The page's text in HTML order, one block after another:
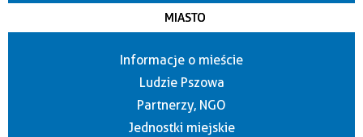
MIASTO
Informacje o mieście
Ludzie Pszowa
Partnerzy, NGO
Jednostki miejskie